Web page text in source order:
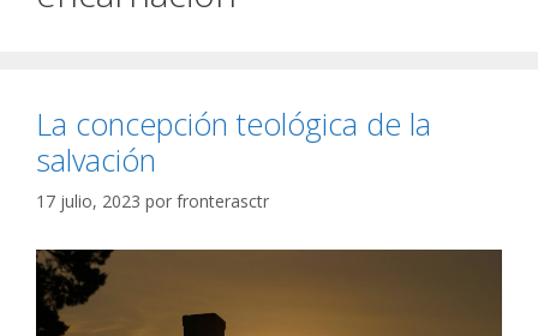
La concepción teológica de la
salvación
17 julio, 2023 por fronterasctr